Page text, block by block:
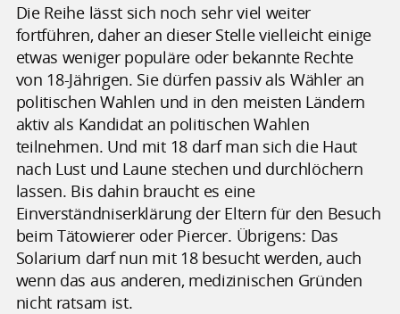
Die Reihe lässt sich noch sehr viel weiter
fortführen, daher an dieser Stelle vielleicht einige
etwas weniger populäre oder bekannte Rechte
von 18-Jährigen. Sie dürfen passiv als Wähler an
politischen Wahlen und in den meisten Ländern
aktiv als Kandidat an politischen Wahlen
teilnehmen. Und mit 18 darf man sich die Haut
nach Lust und Laune stechen und durchlöchern
lassen. Bis dahin braucht es eine
Einverständniserklärung der Eltern für den Besuch
beim Tätowierer oder Piercer. Übrigens: Das
Solarium darf nun mit 18 besucht werden, auch
wenn das aus anderen, medizinischen Gründen
nicht ratsam ist.